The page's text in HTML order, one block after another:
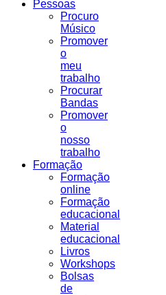
Pessoas
Procuro
Músico
Promover
o
meu
trabalho
Procurar
Bandas
Promover
o
nosso
trabalho
Formação
Formação
online
Formação
educacional
Material
educacional
Livros
Workshops
Bolsas
de